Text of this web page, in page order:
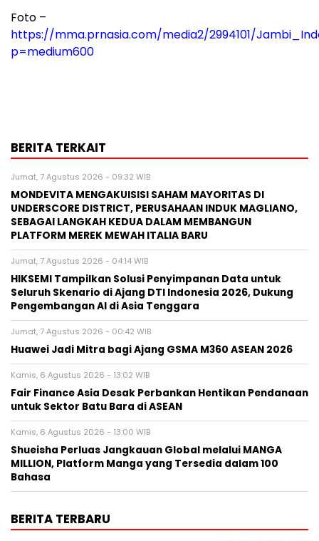
Foto –
https://mma.prnasia.com/media2/2994101/
p=medium600
BERITA TERKAIT
Jumat, 7 Agustus 2026 - 09:32 WIB
MONDEVITA MENGAKUISISI SAHAM MAYORITAS DI
UNDERSCORE DISTRICT, PERUSAHAAN INDUK MAGLIANO,
SEBAGAI LANGKAH KEDUA DALAM MEMBANGUN
PLATFORM MEREK MEWAH ITALIA BARU
Jumat, 7 Agustus 2026 - 04:14 WIB
HIKSEMI Tampilkan Solusi Penyimpanan Data untuk
Seluruh Skenario di Ajang DTI Indonesia 2026, Dukung
Pengembangan AI di Asia Tenggara
Jumat, 7 Agustus 2026 - 00:42 WIB
Huawei Jadi Mitra bagi Ajang GSMA M360 ASEAN 2026
Kamis, 6 Agustus 2026 - 13:02 WIB
Fair Finance Asia Desak Perbankan Hentikan Pendanaan
untuk Sektor Batu Bara di ASEAN
Kamis, 6 Agustus 2026 - 13:00 WIB
Shueisha Perluas Jangkauan Global melalui MANGA
MILLION, Platform Manga yang Tersedia dalam 100
Bahasa
BERITA TERBARU